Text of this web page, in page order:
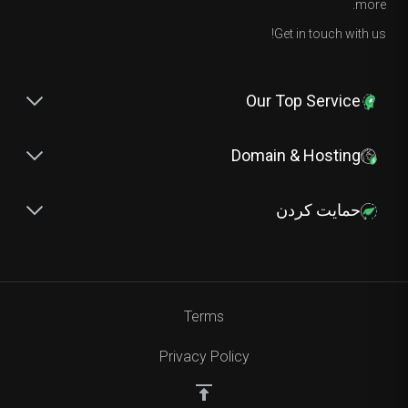
more.
Get in touch with us!
Our Top Service
Domain & Hosting
حمایت کردن
Terms
Privacy Policy